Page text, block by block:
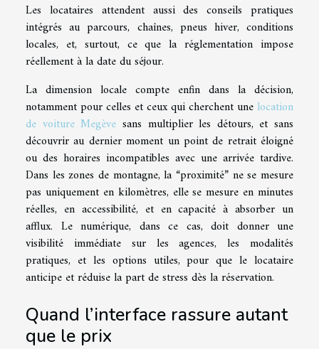
Les locataires attendent aussi des conseils pratiques
intégrés au parcours, chaînes, pneus hiver, conditions
locales, et, surtout, ce que la réglementation impose
réellement à la date du séjour.
La dimension locale compte enfin dans la décision,
notamment pour celles et ceux qui cherchent une location
de voiture Megève sans multiplier les détours, et sans
découvrir au dernier moment un point de retrait éloigné
ou des horaires incompatibles avec une arrivée tardive.
Dans les zones de montagne, la “proximité” ne se mesure
pas uniquement en kilomètres, elle se mesure en minutes
réelles, en accessibilité, et en capacité à absorber un
afflux. Le numérique, dans ce cas, doit donner une
visibilité immédiate sur les agences, les modalités
pratiques, et les options utiles, pour que le locataire
anticipe et réduise la part de stress dès la réservation.
Quand l’interface rassure autant
que le prix